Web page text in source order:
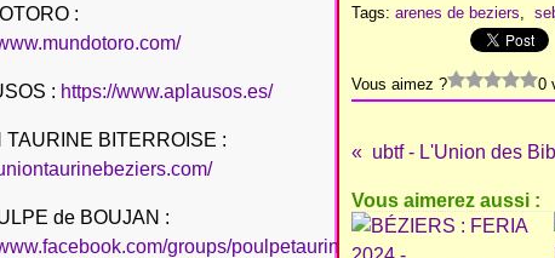
:
: https://www.aplausos.es/
TAURINE BITERROISE :
de BOUJAN :
groups/poulpetaurinboujan/
Tags: arenes de beziers,
Vous aimez ? 0
Vous aimerez aussi :